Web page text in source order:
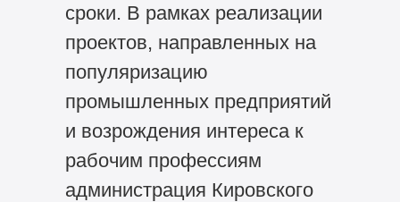
сроки. В рамках реализации
проектов, направленных на
популяризацию
промышленных предприятий
и возрождения интереса к
рабочим профессиям
администрация Кировского